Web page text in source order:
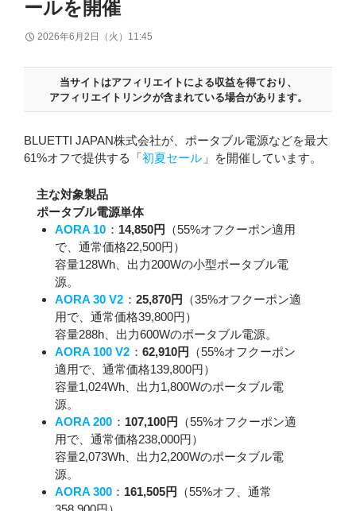
ールを開催
2026年6月2日（火）11:45
当サイトはアフィリエイトによる収益を得ており、
アフィリエイトリンクが含まれている場合があります。
BLUETTI JAPAN株式会社が、ポータブル電源などを最大
61%オフで提供する「初夏セール 」を開催しています。
主な対象製品
ポータブル電源単体
AORA 10 ： 14,850円
（55%オフクーポン適用
で、通常価格22,500円）
容量128Wh、出力200Wの小型ポータブル電
源。
AORA 30 V2 ： 25,870円
（35%オフクーポン適
用で、通常価格39,800円）
容量288h、出力600Wのポータブル電源。
AORA 100 V2 ： 62,910円
（55%オフクーポン
適用で、通常価格139,800円）
容量1,024Wh、出力1,800Wのポータブル電
源。
AORA 200 ： 107,100円
（55%オフクーポン適
用で、通常価格238,000円）
容量2,073Wh、出力2,200Wのポータブル電
源。
AORA 300 ： 161,505円
（55%オフ、通常